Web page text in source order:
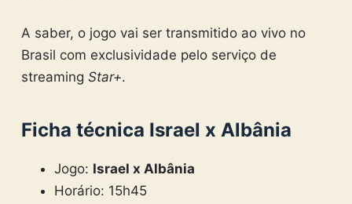
A saber, o jogo vai ser transmitido ao vivo no
Brasil com exclusividade pelo serviço de
streaming Star+.
Ficha técnica Israel x Albânia
Jogo: Israel x Albânia
Horário: 15h45